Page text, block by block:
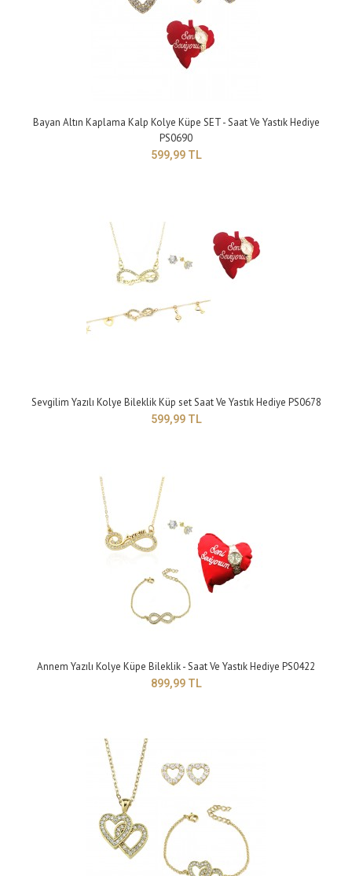
Yapısı:Bijuteri Zincir Uzunluğu: 42 cm Maden Rengi: Sarı Taş Rengi : Beyaz..
Bayan Özel Kutusunda Kırmızı Cüzdan Saat Ve Yastık Hediyeli PS0694
Bayan Altın Kaplama Kalp Kolye Küpe SET - Saat Ve Yastık Hediye PS0690
599,99 TL
Yapısı:Bijuteri Zincir Uzunluğu: 42 cm Maden Rengi:Sarı Taş
Rengi :beyazKüpe Mod..
Bayan Altın Kaplama Kalp Kolye Küpe SET - Saat Ve Yastık Hediye
PS0690
599,99 TL
Sevgilim Yazılı Kolye Bileklik Küp set Saat Ve Yastık Hediye PS0678
599,99 TL
Annem Yazılı Kolye Küpe Bileklik - Saat Ve Yastık Hediye PS0422
899,99 TL